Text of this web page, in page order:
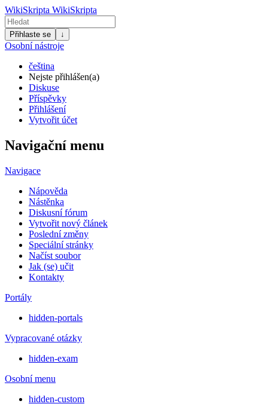
WikiSkripta WikiSkripta
Přihlaste se ↓
Osobní nástroje
čeština
Nejste přihlášen(a)
Diskuse
Příspěvky
Přihlášení
Vytvořit účet
Navigační menu
Navigace
Nápověda
Nástěnka
Diskusní fórum
Vytvořit nový článek
Poslední změny
Speciální stránky
Načíst soubor
Jak (se) učit
Kontakty
Portály
hidden-portals
Vypracované otázky
hidden-exam
Osobní menu
hidden-custom